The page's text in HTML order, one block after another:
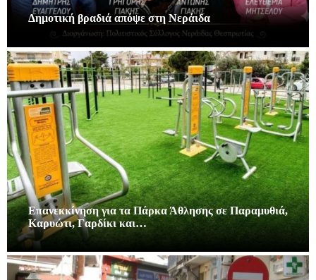
Δημοτική βραδιά απόψε στη Νεράιδα
Επανεκκίνηση για τα Πάρκα Άθλησης σε Παραμυθιά,
Καρυώτι, Γαρδίκι και…